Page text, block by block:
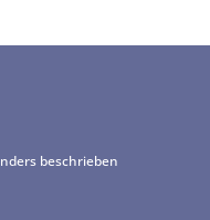
beschrieben